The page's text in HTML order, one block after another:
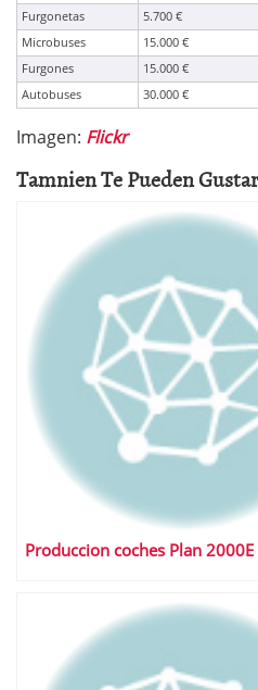
Furgonetas
5.700 €
Microbuses
15.000 €
Furgones
15.000 €
Autobuses
30.000 €
Imagen: Flickr
Tamnien Te Pueden
Produccion coches Plan 2000E